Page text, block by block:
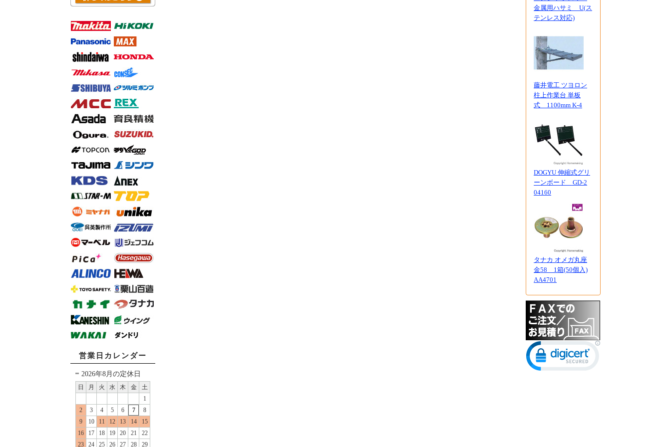
営業日カレンダー
2026年8月の定休日
日 月 火 水 木 金
土
1
2
3 4 5 6 7
8
9
10 11 12 13 14
15
16
17 18 19 20 21
22
23
24 25 26 27 28 29
金属用ハサミ U(ス
テンレス対応)
藤井電工 ツヨロン
柱上作業台 単板
式 1100mm K-4
DOGYU 伸縮式グリ
ーンボード GD-2
04160
タナカ オメガ丸座
金58 1箱(50個入)
AA4701